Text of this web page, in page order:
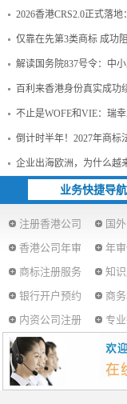
2026香港CRS2.0正式落地
仅靠在先第3类商标 成功
解读国务院837号令：中
百利来香港身份真实成功
不止是WOFE和VIE：瑞
倒计时半年！2027年商标
企业出海欧洲，为什么越
业务快捷导航
注册香港公司
国
香港公司年审
年
商标注册服务
知
银行开户预约
商
内资公司注册
专